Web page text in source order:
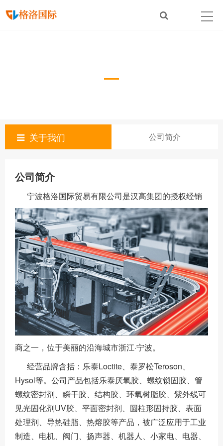
关于我们 公司简介
公司简介
宁波格洛国际贸易有限公司是汉高集团的授权经销
商之一，位于美丽的沿海城市浙江·宁波。
经营品牌含括：乐泰Loctite、泰罗松Teroson、
Hysol等。公司产品包括乐泰厌氧胶、螺纹锁固胶、管
螺纹密封剂、瞬干胶、结构胶、环氧树脂胶、紫外线可
见光固化剂UV胶、平面密封剂、圆柱形固持胶、表面
处理剂、导热硅脂、热熔胶等产品，被广泛应用于工业
制造、电机、阀门、扬声器、机器人、小家电、电器、